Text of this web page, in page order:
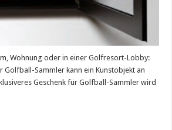
Wohnung oder in einer Golfresort-Lobby:
Golfball-Sammler kann ein Kunstobjekt an
Geschenk für Golfball-Sammler wird